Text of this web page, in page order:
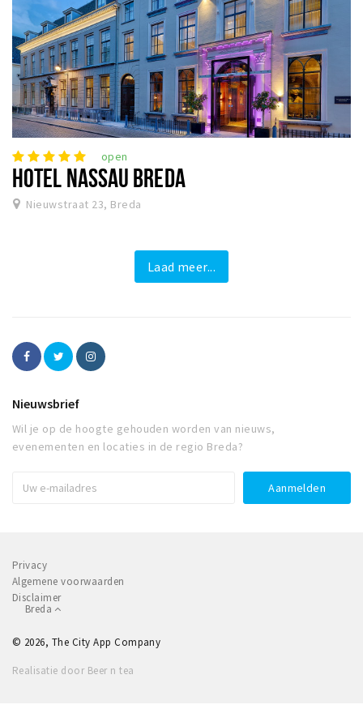
open
HOTEL NASSAU BREDA
Nieuwstraat 23, Breda
Laad meer...
Nieuwsbrief
Wil je op de hoogte gehouden worden van nieuws,
evenementen en locaties in de regio Breda?
Privacy
Algemene voorwaarden
Disclaimer
Breda
© 2026, The City App Company
Realisatie door Beer n tea